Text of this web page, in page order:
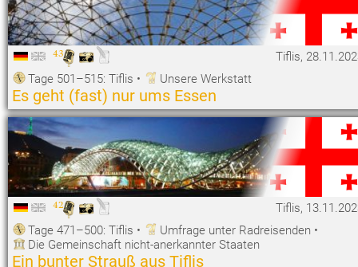
43
Tiflis,
Tage 501–515: Tiflis • Unsere Werkstatt
Es geht (fast) nur ums Essen
42
Tiflis,
Tage 471–500: Tiflis • Umfrage unter Radreisenden •
Die Gemeinschaft nicht-anerkannter Staaten
Ein bunter Strauß aus Tiflis